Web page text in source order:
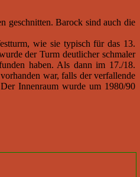
geschnitten. Barock sind auch die
wie sie typisch für das 13.
der Turm deutlicher schmaler
haben. Als dann im 17./18.
war, falls der verfallende
Innenraum wurde um 1980/90